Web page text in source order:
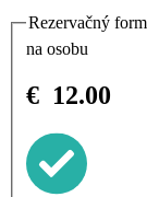
Rezervačný
na osobu
€ 12.00